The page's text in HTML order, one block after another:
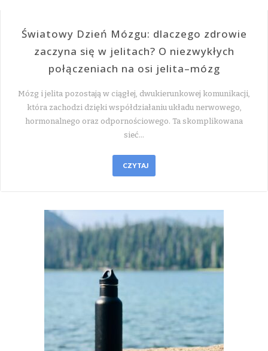
Światowy Dzień Mózgu: dlaczego zdrowie
zaczyna się w jelitach? O niezwykłych
połączeniach na osi jelita–mózg
Mózg i jelita pozostają w ciągłej, dwukierunkowej komunikacji,
która zachodzi dzięki współdziałaniu układu nerwowego,
hormonalnego oraz odpornościowego. Ta skomplikowana
sieć…
CZYTAJ